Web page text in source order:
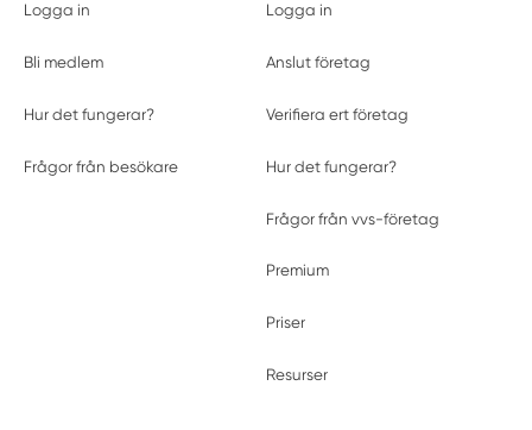
Logga in
Bli medlem
Hur det fungerar?
Frågor från besökare
Logga in
Anslut företag
Verifiera ert företag
Hur det fungerar?
Frågor från vvs-företag
Premium
Priser
Resurser